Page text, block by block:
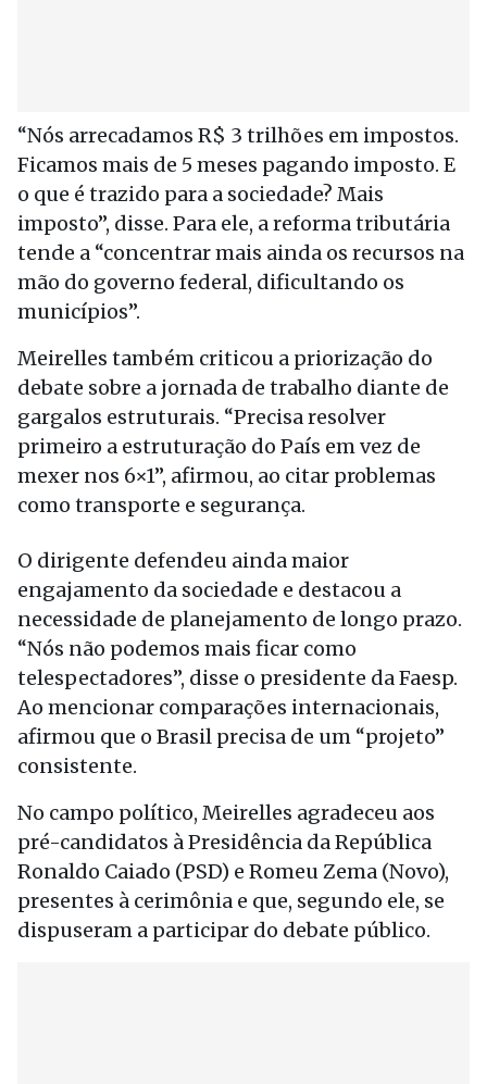
“Nós arrecadamos R$ 3 trilhões em impostos.
Ficamos mais de 5 meses pagando imposto. E
o que é trazido para a sociedade? Mais
imposto”, disse. Para ele, a reforma tributária
tende a “concentrar mais ainda os recursos na
mão do governo federal, dificultando os
municípios”.
Meirelles também criticou a priorização do
debate sobre a jornada de trabalho diante de
gargalos estruturais. “Precisa resolver
primeiro a estruturação do País em vez de
mexer nos 6×1”, afirmou, ao citar problemas
como transporte e segurança.
O dirigente defendeu ainda maior
engajamento da sociedade e destacou a
necessidade de planejamento de longo prazo.
“Nós não podemos mais ficar como
telespectadores”, disse o presidente da Faesp.
Ao mencionar comparações internacionais,
afirmou que o Brasil precisa de um “projeto”
consistente.
No campo político, Meirelles agradeceu aos
pré-candidatos à Presidência da República
Ronaldo Caiado (PSD) e Romeu Zema (Novo),
presentes à cerimônia e que, segundo ele, se
dispuseram a participar do debate público.